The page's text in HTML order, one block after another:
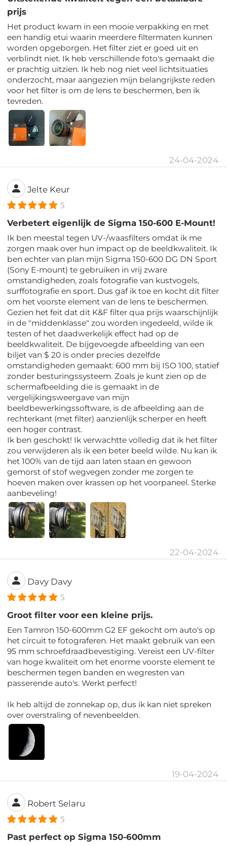
prijs
Het product kwam in een mooie verpakking en met
een handig etui waarin meerdere filtermaten kunnen
worden opgeborgen. Het filter ziet er goed uit en
verblindt niet. Ik heb verschillende foto's gemaakt die
er prachtig uitzien. Ik heb nog niet veel lichtsituaties
onderzocht, maar aangezien mijn belangrijkste reden
voor het filter is om de lens te beschermen, ben ik
tevreden.
24-04-2024
Jelte Keur
5
Verbetert eigenlijk de Sigma 150-600 E-Mount!
Ik ben meestal tegen UV-/waasfilters omdat ik me
zorgen maak over hun impact op de beeldkwaliteit. Ik
ben echter van plan mijn Sigma 150-600 DG DN Sport
(Sony E-mount) te gebruiken in vrij zware
omstandigheden, zoals fotografie van kustvogels,
surffotografie en sport. Dus gaf ik toe en kocht dit filter
om het voorste element van de lens te beschermen.
Gezien het feit dat dit K&F filter qua prijs waarschijnlijk
in de "middenklasse" zou worden ingedeeld, wilde ik
testen of het daadwerkelijk effect had op de
beeldkwaliteit. De bijgevoegde afbeelding van een
biljet van $ 20 is onder precies dezelfde
omstandigheden gemaakt: 600 mm bij ISO 100, statief
zonder besturingssysteem. Zoals je kunt zien op de
schermafbeelding die is gemaakt in de
vergelijkingsweergave van mijn
beeldbewerkingssoftware, is de afbeelding aan de
rechterkant (met filter) aanzienlijk scherper en heeft
een hoger contrast.
Ik ben geschokt! Ik verwachtte volledig dat ik het filter
zou verwijderen als ik een beter beeld wilde. Nu kan ik
het 100% van de tijd aan laten staan ​​en gewoon
gemorst of stof wegvegen zonder me zorgen te
hoeven maken over krassen op het voorpaneel. Sterke
aanbeveling!
22-04-2024
Davy Davy
5
Groot filter voor een kleine prijs.
Een Tamron 150-600mm G2 EF gekocht om auto's op
het circuit te fotograferen. Het maakt gebruik van een
95 mm schroefdraadbevestiging. Vereist een UV-filter
van hoge kwaliteit om het enorme voorste element te
beschermen tegen banden en wegresten van
passerende auto's. Werkt perfect!
Ik heb altijd de zonnekap op, dus ik kan niet spreken
over overstraling of nevenbeelden.
19-04-2024
Robert Selaru
5
Past perfect op Sigma 150-600mm